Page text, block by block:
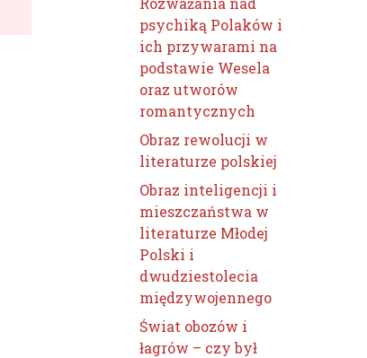
psychiką Polaków i
ich przywarami na
podstawie Wesela
oraz utworów
romantycznych
Obraz rewolucji w
literaturze polskiej
Obraz inteligencji i
mieszczaństwa w
literaturze Młodej
Polski i
dwudziestolecia
międzywojennego
Świat obozów i
łagrów – czy był